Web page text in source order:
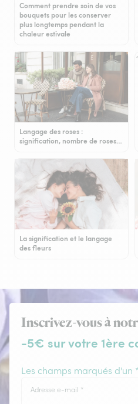
Comment prendre soin de vos
bouquets pour les conserver
plus longtemps pendant la
chaleur estivale
Langage des roses :
signification, nombre de roses…
La signification et le langage
des fleurs
Inscrivez-vous à
-5€ sur votre 1ère
Les champs marqués d'un
Adresse e-mail *